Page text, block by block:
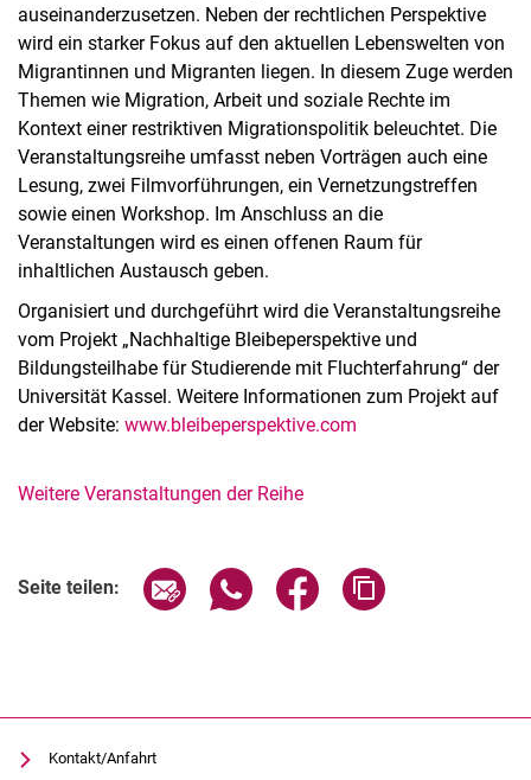
auseinanderzusetzen. Neben der rechtlichen Perspektive
wird ein starker Fokus auf den aktuellen Lebenswelten von
Migrantinnen und Migranten liegen. In diesem Zuge werden
Themen wie Migration, Arbeit und soziale Rechte im
Kontext einer restriktiven Migrationspolitik beleuchtet. Die
Veranstaltungsreihe umfasst neben Vorträgen auch eine
Lesung, zwei Filmvorführungen, ein Vernetzungstreffen
sowie einen Workshop. Im Anschluss an die
Veranstaltungen wird es einen offenen Raum für
inhaltlichen Austausch geben.
Organisiert und durchgeführt wird die Veranstaltungsreihe
vom Projekt „Nachhaltige Bleibeperspektive und
Bildungsteilhabe für Studierende mit Fluchterfahrung“ der
Universität Kassel. Weitere Informationen zum Projekt auf
der Website: www.bleibeperspektive.com
Weitere Veranstaltungen der Reihe
Seite teilen: Seite über E-Mail teilen
Seite über WhatsApp teilen
Seite über Facebook
Kontakt/Anfahrt